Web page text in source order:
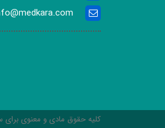
کلیه حقوق مادی و معنوی